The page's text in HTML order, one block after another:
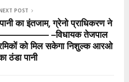
POST
का इंतजाम, ग्रेनो प्राधिकरण ने
–विधायक तेजपाल
को मिल सकेगा निशुल्क आरओ
ठंडा पानी